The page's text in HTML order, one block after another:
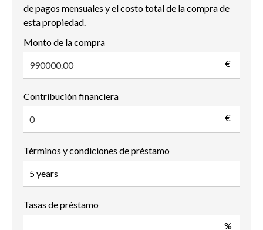
de pagos mensuales y el costo total de la compra de
esta propiedad.
Monto de la compra
€
Contribución financiera
€
Términos y condiciones de préstamo
Tasas de préstamo
%